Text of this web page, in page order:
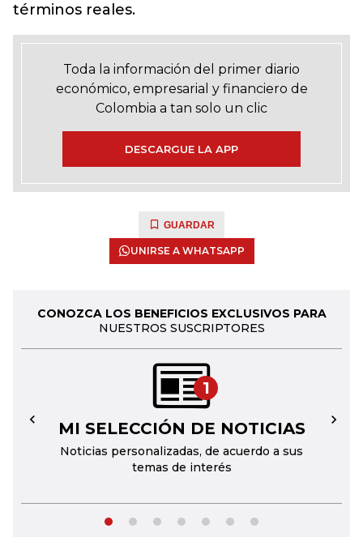
términos reales.
Toda la información del primer diario
económico, empresarial y financiero de
Colombia a tan solo un clic
DESCARGUE LA APP
GUARDAR
UNIRSE A WHATSAPP
CONOZCA LOS BENEFICIOS EXCLUSIVOS PARA
NUESTROS SUSCRIPTORES
1
MI SELECCIÓN DE NOTICIAS
Noticias personalizadas, de acuerdo a sus
temas de interés
← →